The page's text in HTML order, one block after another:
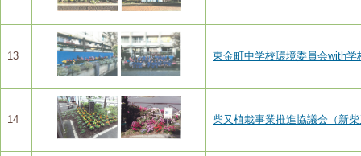
13 東金町中学校環境委員会with学
14 柴又植栽事業推進協議会（新